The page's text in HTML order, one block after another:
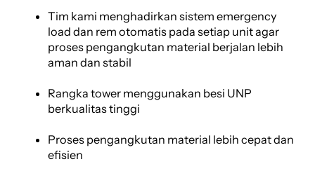
Tim kami menghadirkan sistem emergency
load dan rem otomatis pada setiap unit agar
proses pengangkutan material berjalan lebih
aman dan stabil
Rangka tower menggunakan besi UNP
berkualitas tinggi
Proses pengangkutan material lebih cepat dan
efisien